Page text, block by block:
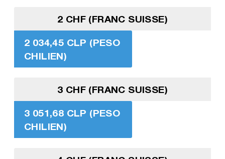
2 CHF (FRANC SUISSE)
2 034,45 CLP (PESO
CHILIEN)
3 CHF (FRANC SUISSE)
3 051,68 CLP (PESO
CHILIEN)